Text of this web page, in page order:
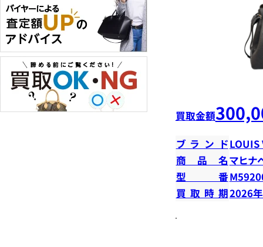
買取金額
ブランドLOUIS
商品名マヒナ
型番
買取時期2026